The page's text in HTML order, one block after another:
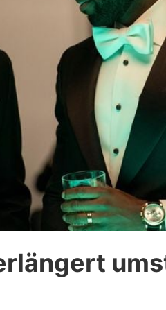
Exklusiv
auf Promiflash
runterladen
Richtlinien
Impressum